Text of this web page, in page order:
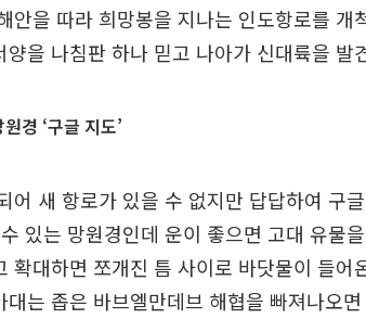
안을 따라 희망봉을 지나는 인도항로를 개
양을 나침판 하나 믿고 나아가 신대륙을 발
경 ‘구글 지도’
어 새 항로가 있을 수 없지만 답답하여 구
있는 망원경인데 운이 좋으면 고대 유물
확대하면 쪼개진 틈 사이로 바닷물이 들어
대는 좁은 바브엘만데브 해협을 빠져나오